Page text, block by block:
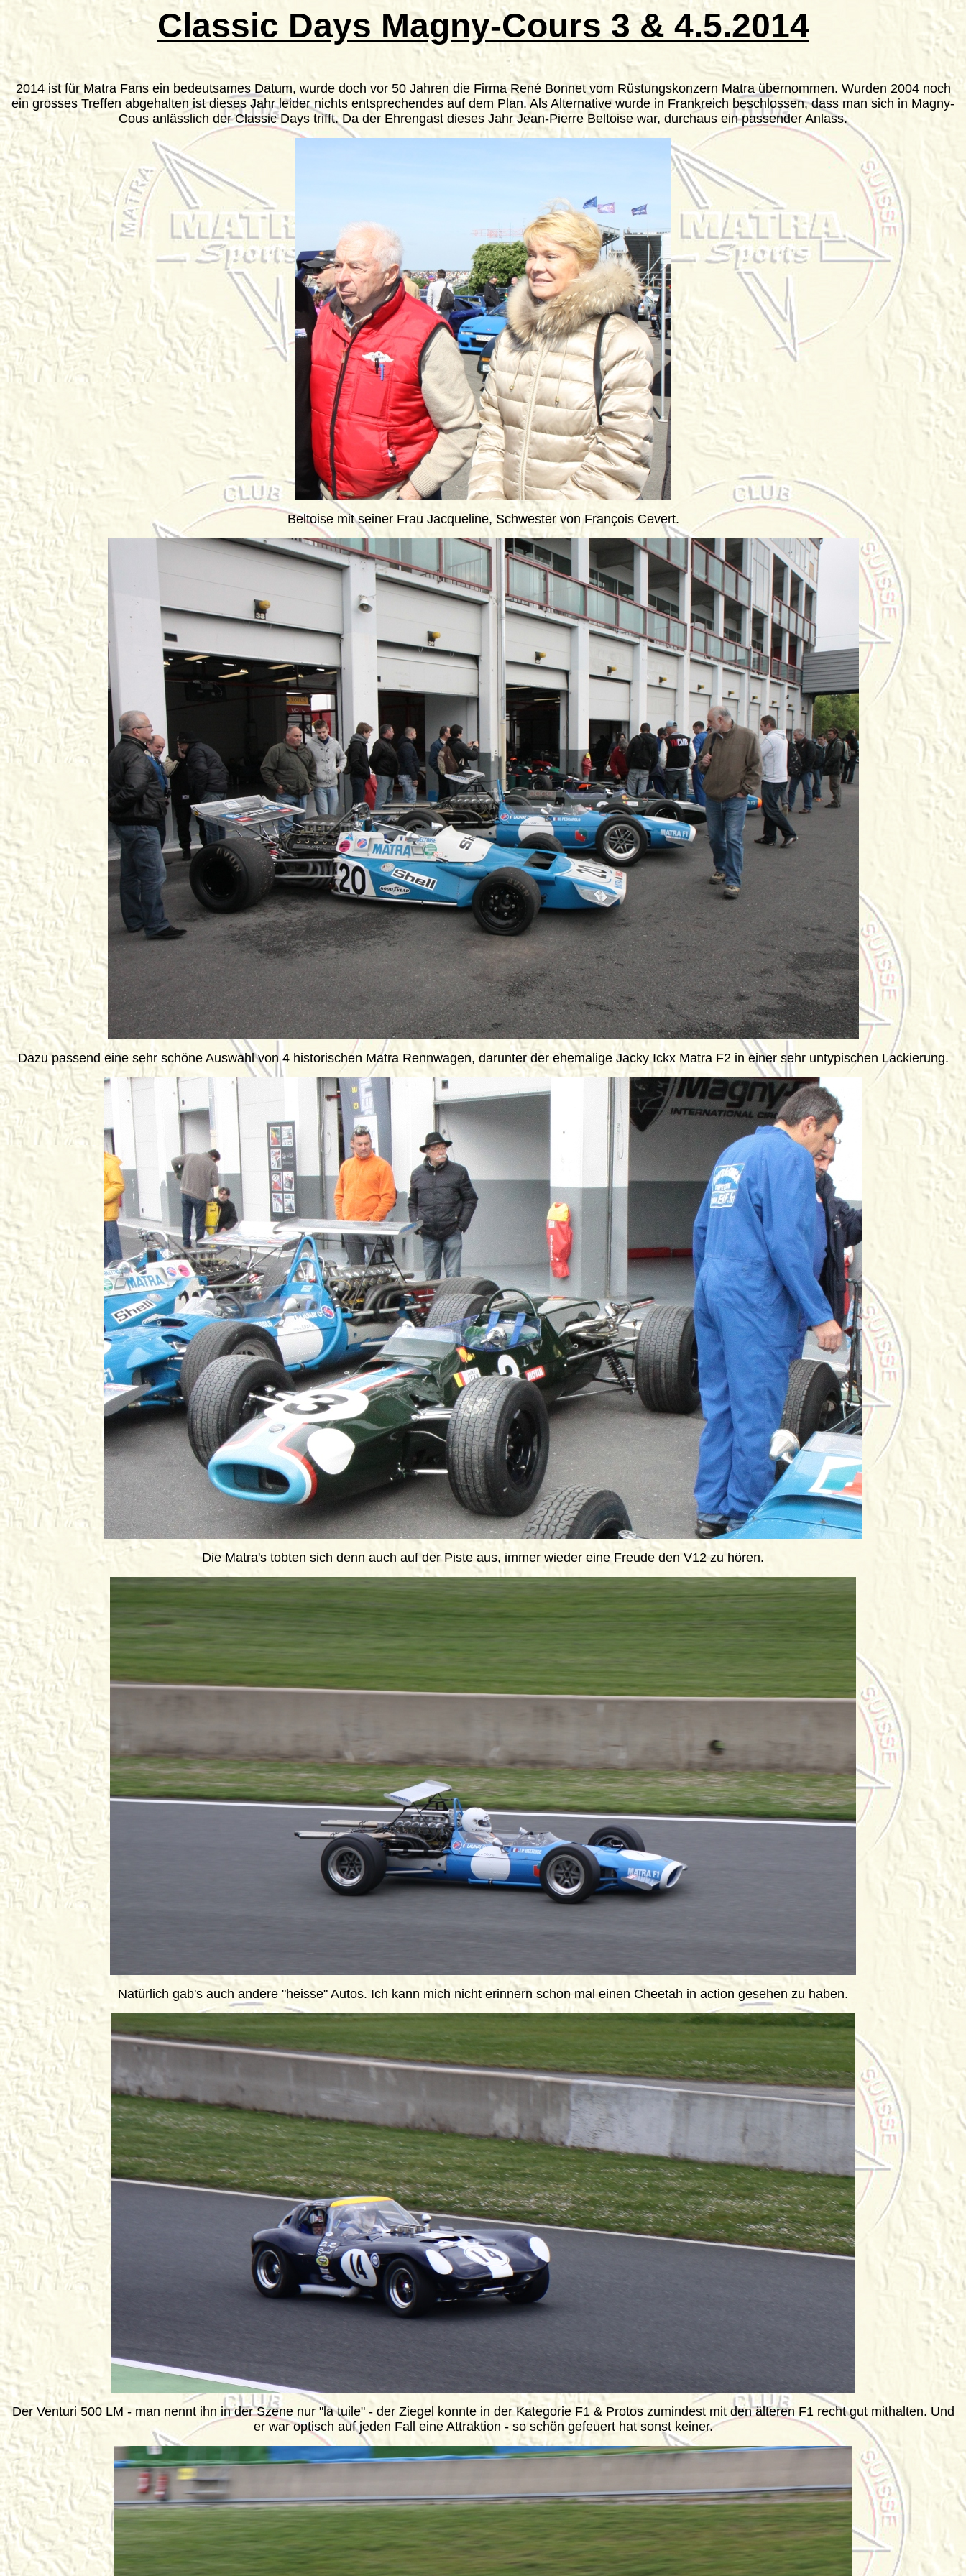
Classic Days Magny-Cours 3 & 4.5.2014
2014 ist für Matra Fans ein bedeutsames Datum, wurde doch vor 50 Jahren die Firma René Bonnet vom Rüstungskonzern Matra übernommen. Wurden 2004 noch
ein grosses Treffen abgehalten ist dieses Jahr leider nichts entsprechendes auf dem Plan. Als Alternative wurde in Frankreich beschlossen, dass man sich in Magny-
Cous anlässlich der Classic Days trifft. Da der Ehrengast dieses Jahr Jean-Pierre Beltoise war, durchaus ein passender Anlass.
Beltoise mit seiner Frau Jacqueline, Schwester von François Cevert.
Dazu passend eine sehr schöne Auswahl von 4 historischen Matra Rennwagen, darunter der ehemalige Jacky Ickx Matra F2 in einer sehr untypischen Lackierung.
Die Matra's tobten sich denn auch auf der Piste aus, immer wieder eine Freude den V12 zu hören.
Natürlich gab's auch andere "heisse" Autos. Ich kann mich nicht erinnern schon mal einen Cheetah in action gesehen zu haben.
Der Venturi 500 LM - man nennt ihn in der Szene nur "la tuile" - der Ziegel konnte in der Kategorie F1 & Protos zumindest mit den älteren F1 recht gut mithalten. Und
er war optisch auf jeden Fall eine Attraktion - so schön gefeuert hat sonst keiner.